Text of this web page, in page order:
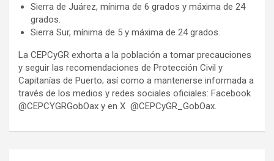
Sierra de Juárez, mínima de 6 grados y máxima de 24
grados.
Sierra Sur, mínima de 5 y máxima de 24 grados.
La CEPCyGR exhorta a la población a tomar precauciones
y seguir las recomendaciones de Protección Civil y
Capitanías de Puerto; así como a mantenerse informada a
través de los medios y redes sociales oficiales: Facebook
@CEPCYGRGobOax y en X @CEPCyGR_GobOax.